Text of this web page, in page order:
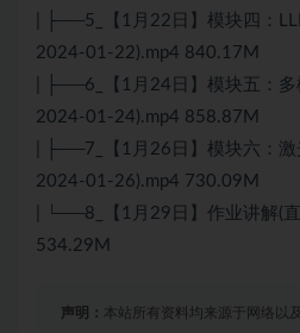
| ├──5_【1月22日】模块四：
2024-01-22).mp4 840.17M
| ├──6_【1月24日】模块五：
2024-01-24).mp4 858.87M
| ├──7_【1月26日】模块六：
2024-01-26).mp4 730.09M
| └──8_【1月29日】作业讲解(
534.29M
声明： 本站所有资料均来源于网络以